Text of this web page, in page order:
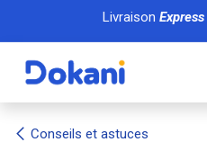
Se rendre au contenu
Livraison Express
Conseils et astuces